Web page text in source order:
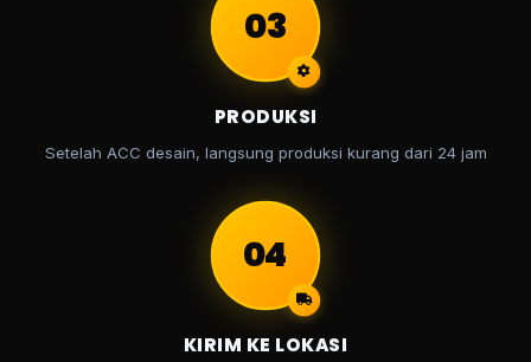
03
PRODUKSI
Setelah ACC desain, langsung produksi kurang dari 24 jam
04
KIRIM KE LOKASI